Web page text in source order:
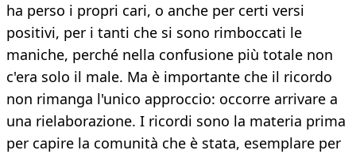
ha perso i propri cari, o anche per certi versi
positivi, per i tanti che si sono rimboccati le
maniche, perché nella confusione più totale non
c'era solo il male. Ma è importante che il ricordo
non rimanga l'unico approccio: occorre arrivare a
una rielaborazione. I ricordi sono la materia prima
per capire la comunità che è stata, esemplare per